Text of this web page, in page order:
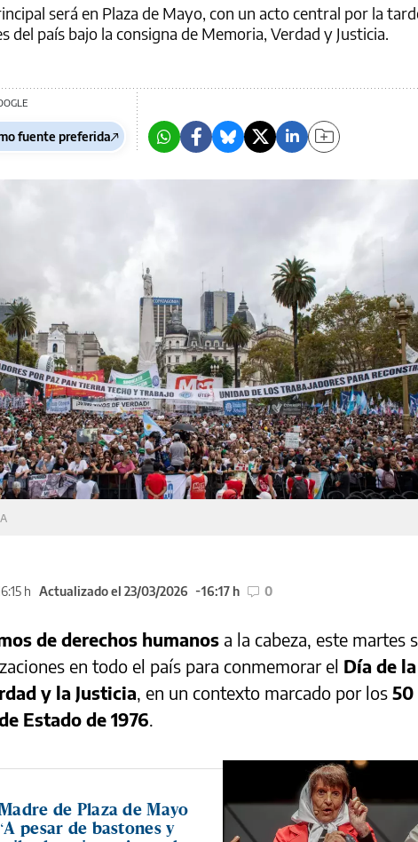
será en Plaza de Mayo, con un acto central por la
del país bajo la consigna de Memoria, Verdad y Justicia.
fuente preferida
h Actualizado el 23/03/2026 16:17 h 0
de derechos humanos a la cabeza, este martes
en todo el país para conmemorar el Día de la
y la Justicia, en un contexto marcado por los 50
Estado de 1976.
de Plaza de Mayo
pesar de bastones y